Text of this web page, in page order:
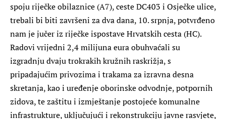
spoju riječke obilaznice (A7), ceste DC403 i Osječke ulice,
trebali bi biti završeni za dva dana, 10. srpnja, potvrđeno
nam je jučer iz riječke ispostave Hrvatskih cesta (HC).
Radovi vrijedni 2,4 milijuna eura obuhvaćali su
izgradnju dvaju trokrakih kružnih raskrižja, s
pripadajućim privozima i trakama za izravna desna
skretanja, kao i uređenje oborinske odvodnje, potpornih
zidova, te zaštitu i izmještanje postojeće komunalne
infrastrukture, uključujući i rekonstrukciju javne rasvjete,